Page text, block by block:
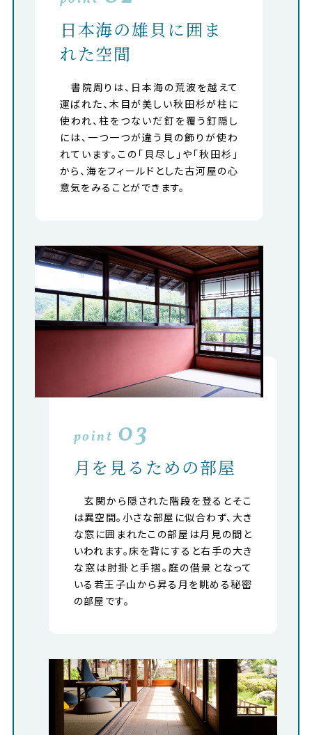
日本海の雄貝に囲ま
れた空間
書院周りは、日本海の荒波を越えて
運ばれた、木目が美しい秋田杉が柱に
使われ、柱をつないだ釘を覆う釘隠し
には、一つ一つが違う貝の飾りが使わ
れています。この「貝尽し」や「秋田杉」
から、海をフィールドとした古河屋の心
意気をみることができます。
point 03
月を見るための部屋
玄関から隠された階段を登るとそこ
は異空間。小さな部屋に似合わず、大き
な窓に囲まれたこの部屋は月見の間と
いわれます。床を背にすると右手の大き
な窓は肘掛と手摺。庭の借景となって
いる若王子山から昇る月を眺める秘密
の部屋です。